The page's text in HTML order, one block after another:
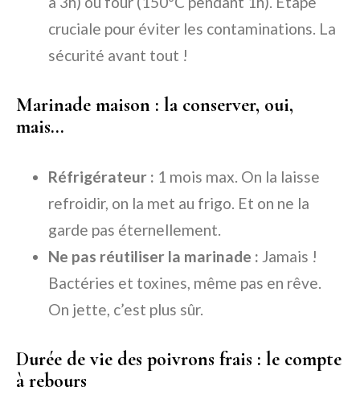
cruciale pour éviter les contaminations. La
sécurité avant tout !
Marinade maison : la conserver, oui,
mais…
Réfrigérateur : 1 mois max. On la laisse
refroidir, on la met au frigo. Et on ne la
garde pas éternellement.
Ne pas réutiliser la marinade : Jamais !
Bactéries et toxines, même pas en rêve.
On jette, c’est plus sûr.
Durée de vie des poivrons frais : le compte
à rebours